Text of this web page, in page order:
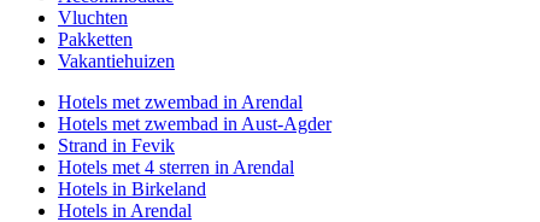
Vluchten
Pakketten
Vakantiehuizen
Hotels met zwembad in Arendal
Hotels met zwembad in Aust-Agder
Strand in Fevik
Hotels met 4 sterren in Arendal
Hotels in Birkeland
Hotels in Arendal